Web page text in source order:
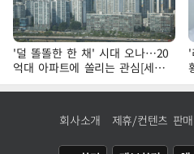
'덜 똘똘한 한 채' 시대 오나…20
억대 아파트에 쏠리는 관심[세제
개편, 그 이후②]
'
회사소개 제휴/컨텐츠 판매